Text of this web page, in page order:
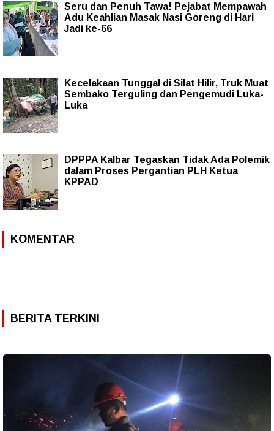
Seru dan Penuh Tawa! Pejabat Mempawah
Adu Keahlian Masak Nasi Goreng di Hari
Jadi ke-66
Kecelakaan Tunggal di Silat Hilir, Truk Muat
Sembako Terguling dan Pengemudi Luka-
Luka
DPPPA Kalbar Tegaskan Tidak Ada Polemik
dalam Proses Pergantian PLH Ketua
KPPAD
KOMENTAR
BERITA TERKINI